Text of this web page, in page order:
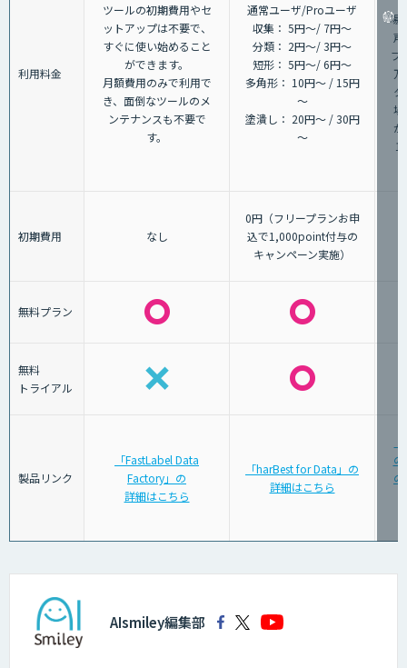
利用料金
ツールの初期費用やセ
ットアップは不要で、
すぐに使い始めること
ができます。
月額費用のみで利用で
き、面倒なツールのメ
ンテナンスも不要で
す。
通常ユーザ/Proユーザ
収集： 5円～/ 7円～
分類： 2円～/ 3円～
短形： 5円～/ 6円～
多角形： 10円～ / 15円
～
塗潰し： 20円～ / 30円
～
場
声
プ
場
初期費用 なし
0円（フリープランお申
込で1,000point付与の
キャンペーン実施）
無料プラン
無料
トライアル
製品リンク
「FastLabel Data
Factory」の
詳細はこちら
「harBest for Data」の
詳細はこちら
AIsmiley編集部